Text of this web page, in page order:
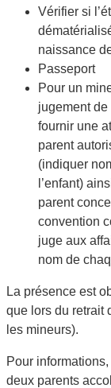
Vérifier si
naissance
Passeport
Pour un
jugement
fournir une
parent
(indiquer
l’enfant)
parent
convention
juge aux
nom de
La présence est
que lors du retrait
les mineurs).
Pour
deux parents